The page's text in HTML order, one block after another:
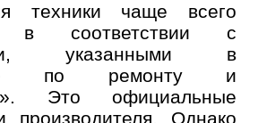
техники чаще всего
в соответствии с
указанными в
по ремонту и
Это официальные
производителя. Однако